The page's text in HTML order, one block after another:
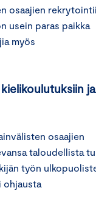
osaajien
usein paras paikka
myös
ja
osaajien
taloudellista
työn
ohjausta